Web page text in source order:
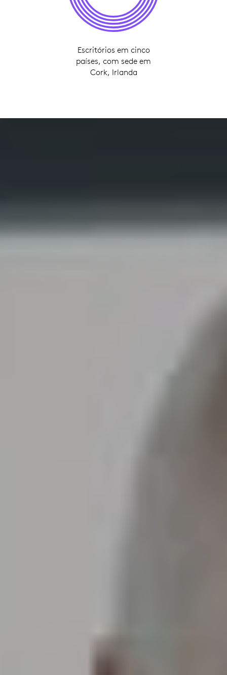
Escritórios em cinco
países, com sede em
Cork, Irlanda